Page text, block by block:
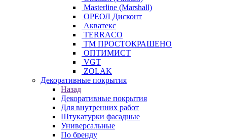
Masterline (Marshall)
ОРЕОЛ Дисконт
Акватекс
TERRACO
ТМ ПРОСТОКРАШЕНО
ОПТИМИСТ
VGT
ZOLAK
Декоративные покрытия
Назад
Декоративные покрытия
Для внутренних работ
Штукатурки фасадные
Универсальные
По бренду